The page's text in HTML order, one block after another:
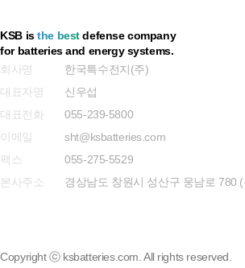
KSB isthe bestdefense company
for batteries and energy systems.
회사명
한국특수전지(주)
대표자명
신우섭
대표전화
055-239-5800
이메일
sht@ksbatteries.com
팩스
055-275-5529
본사주소
경상남도 창원시 성산구 웅남로 780
Copyright ⓒ ksbatteries.com. All rights reserved.